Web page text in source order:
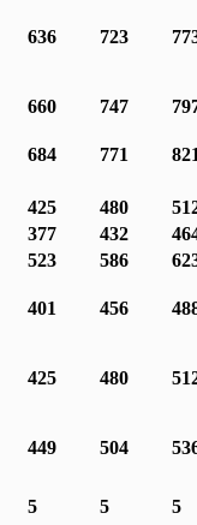
636 723
660 747
684 771
425 480
377 432
523 586
401 456
425 480
449 504
5 5
5